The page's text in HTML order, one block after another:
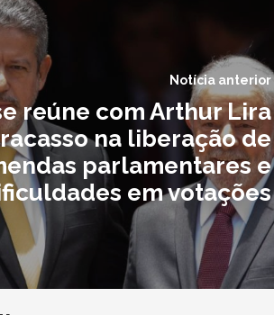
Notícia anterior
reúne com Arthur Lira
na liberação de
parlamentares e
em votações